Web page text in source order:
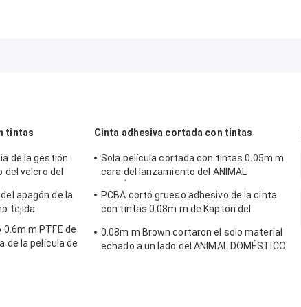
tintas
de la gestión
velcro del
apagón de la
tejida
m PTFE de
de la película de
Cinta adhesiva cortada con tintas
Sola película cortada con tintas 0.05m m
cara del lanzamiento del ANIMAL
la cinta adhesiva
PCBA cortó grueso adhesivo de la cinta
con tintas 0.08m m de Kapton del
0.08m m Brown cortaron el solo material
echado a un lado del ANIMAL DOMÉSTICO